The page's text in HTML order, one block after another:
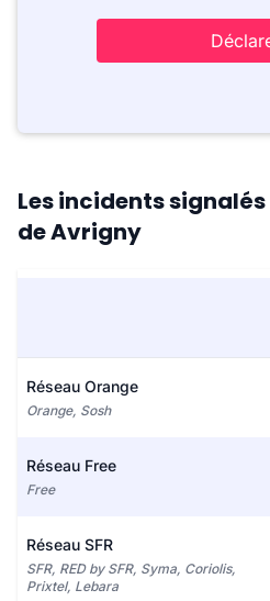
Les incidents
de Avrigny
Réseau Orange
Orange, Sosh
Réseau Free
Free
Réseau SFR
SFR, RED by SFR, Syma, Coriolis,
Prixtel, Lebara